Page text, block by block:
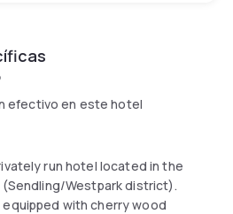
efectivo en este hotel
run hotel located in the
Westpark district).
with cherry wood